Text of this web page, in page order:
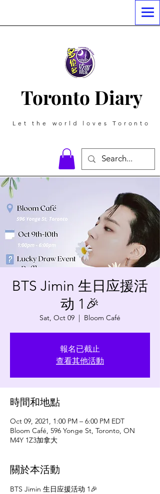
Toronto Diary
Let the world loves Toronto
BTS Jimin 生日应援活
动 1🎉
Sat, Oct 09
  |
Bloom Café
報名已截止
查看其他活動
時間和地點
Oct 09, 2021, 1:00 PM – 6:00 PM EDT
Bloom Café, 596 Yonge St, Toronto, ON
M4Y 1Z3加拿大
關於本活動
BTS Jimin 生日应援活动 1🎉